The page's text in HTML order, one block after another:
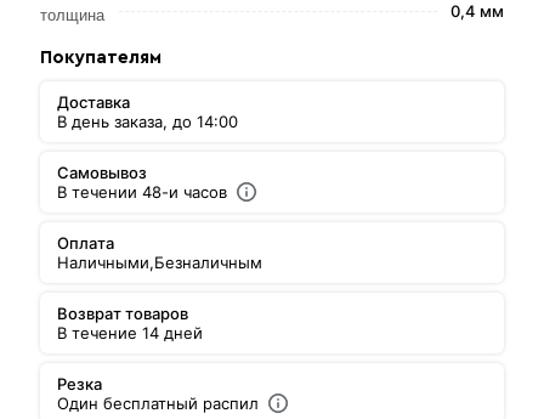
толщина 0,4 мм
Покупателям
Доставка
В день заказа, до 14:00
Самовывоз
В течении 48-и часов
Оплата
Наличными,Безналичным
Возврат товаров
В течение 14 дней
Резка
Один бесплатный распил